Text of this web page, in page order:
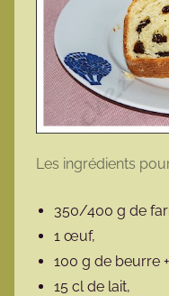
Les ingrédients
350/400 g de
1 œuf,
100 g de beurre
15 cl de lait,